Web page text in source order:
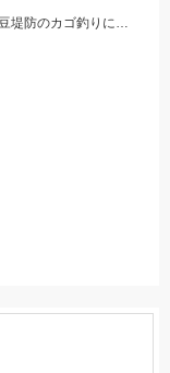
当店常連K様より釣果情報をご提供頂きました!東伊豆堤防のカゴ釣りにてシマアジをキャッチ!!おめでとうございます^^